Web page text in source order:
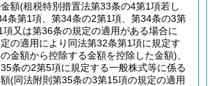
額(租税特別措置法第33条の4第1項若し
条第1項、第34条の2第1項、第34条の3第
又は第36条の規定の適用がある場合に
の適用により同法第32条第1項に規定す
金額から控除する金額を控除した金額)
条の2第5項に規定する一般株式等に係る
(同法附則第35条の3第15項の規定の適用